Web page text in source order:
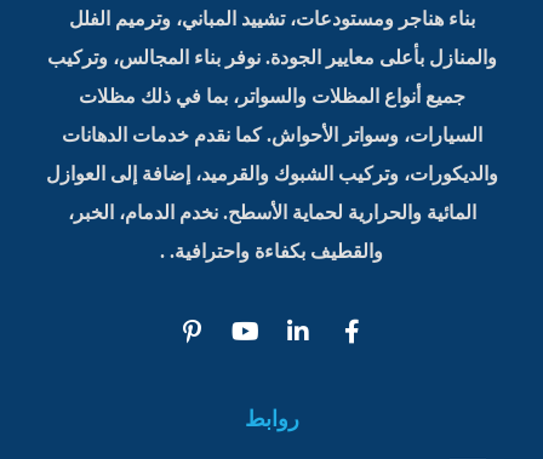
بناء هناجر ومستودعات، تشييد المباني، وترميم الفلل
والمنازل بأعلى معايير الجودة. نوفر بناء المجالس، وتركيب
جميع أنواع المظلات والسواتر، بما في ذلك مظلات
السيارات، وسواتر الأحواش. كما نقدم خدمات الدهانات
والديكورات، وتركيب الشبوك والقرميد، إضافة إلى العوازل
المائية والحرارية لحماية الأسطح. نخدم الدمام، الخبر،
والقطيف بكفاءة واحترافية. .
روابط